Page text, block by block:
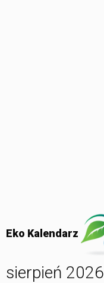
Eko Kalendarz
sierpień 2026